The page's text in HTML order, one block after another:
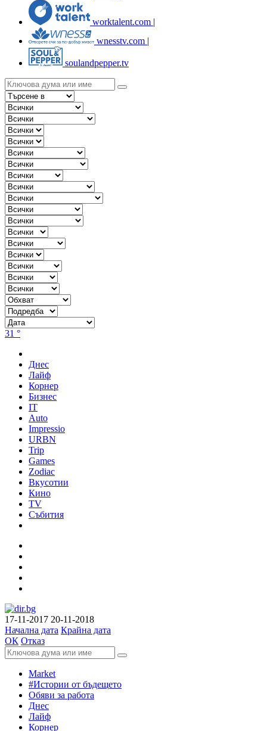
worktalent.com |
wnesstv.com |
soulandpepper.tv
31 °
Днес
Лайф
Корнер
Бизнес
IT
Auto
Impressio
URBN
Trip
Games
Zodiac
Вкусотии
Кино
TV
Събития
17-11-2017 20-11-2018
Начална дата Крайна дата
ОК Отказ
Market
#Истории от бъдещето
Обяви за работа
Днес
Лайф
Корнер